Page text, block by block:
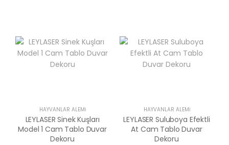
HAYVANLAR ALEMI
LEYLASER Sinek Kuşları
Model 1 Cam Tablo Duvar
Dekoru
HAYVANLAR ALEMI
LEYLASER Suluboya Efektli
At Cam Tablo Duvar
Dekoru